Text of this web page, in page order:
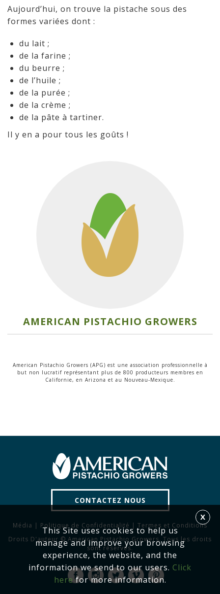
Aujourd’hui, on trouve la pistache sous des
formes variées dont :
du lait ;
de la farine ;
du beurre ;
de l’huile ;
de la purée ;
de la crème ;
de la pâte à tartiner.
Il y en a pour tous les goûts !
AMERICAN PISTACHIO GROWERS
American Pistachio Growers (APG) est une association professionnelle à
but non lucratif représentant plus de 800 producteurs membres en
Californie, en Arizona et au Nouveau-Mexique.
CONTACTEZ NOUS
Média | Politique de Confidentialité | Termes et Conditions
Droits D'auteur © American Pistachio Growers. Tous les droits
sont réservés.
X
This Site uses cookies to help us
manage and improve your browsing
experience, the website, and the
information we send to our users. Click
herefor more information.